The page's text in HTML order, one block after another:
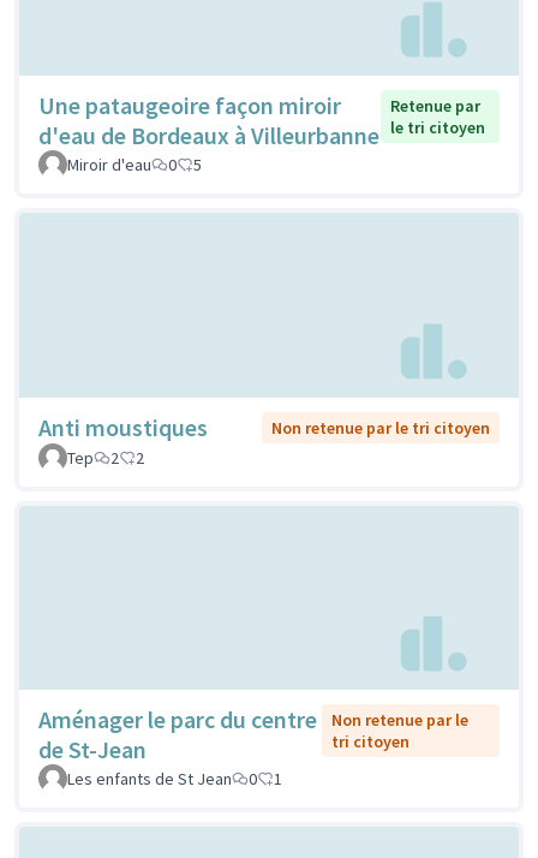
Une pataugeoire façon miroir
d'eau de Bordeaux à Villeurbanne
Retenue par
le tri citoyen
Miroir d'eau
0 5
Anti moustiques
Non retenue par le tri citoyen
Tep
2 2
Aménager le parc du centre
de St-Jean
Non retenue par le
tri citoyen
Les enfants de St Jean
0 1